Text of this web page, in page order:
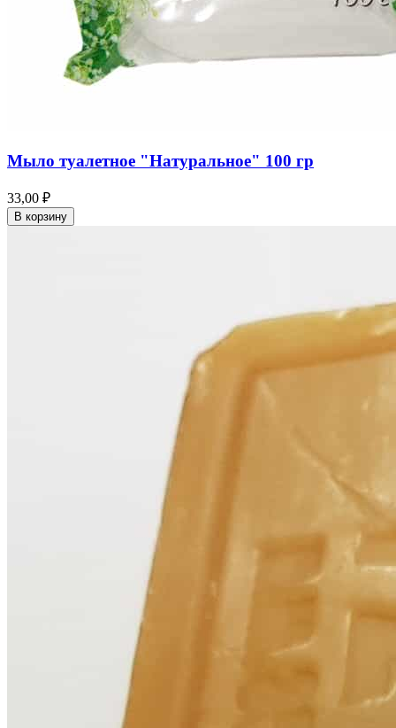
Мыло туалетное "Натуральное" 100 гр
33,00 ₽
В корзину